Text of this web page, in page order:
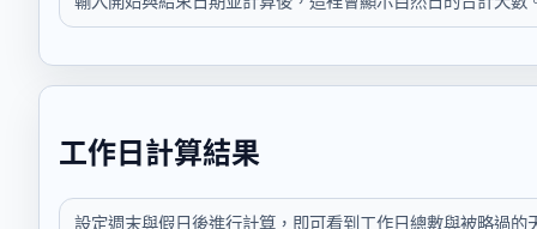
工作日計算結果
設定週末與假日後進行計算，即可看到工作日總數與被略過的